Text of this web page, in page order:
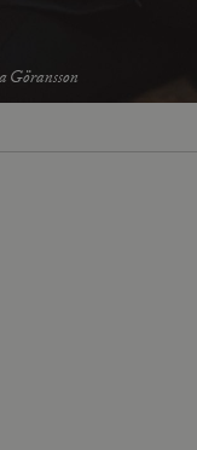
Göransson